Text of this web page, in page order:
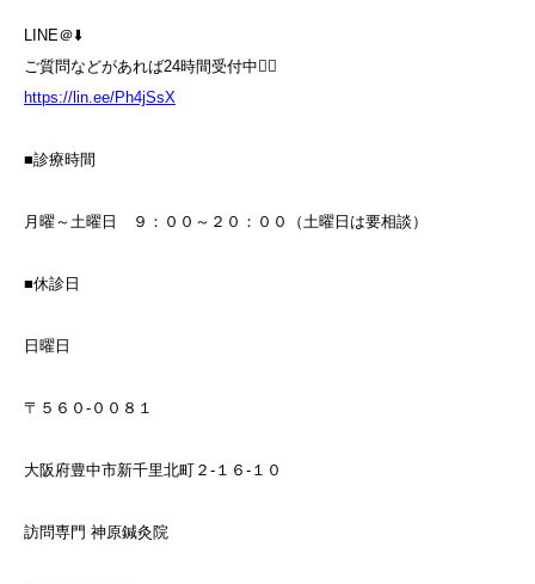
LINE＠⬇️
ご質問などがあれば24時間受付中💁‍♀️
https://lin.ee/Ph4jSsX
■診療時間
月曜～土曜日 ９：００～２０：００（土曜日は要相談）
■休診日
日曜日
〒５６０-００８１
大阪府豊中市新千里北町２-１６-１０
訪問専門 神原鍼灸院